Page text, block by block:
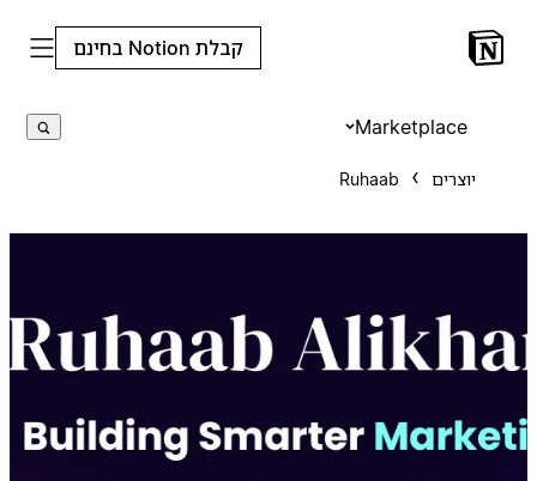
קבלת Notion בחינם
Marketplace
Ruhaab